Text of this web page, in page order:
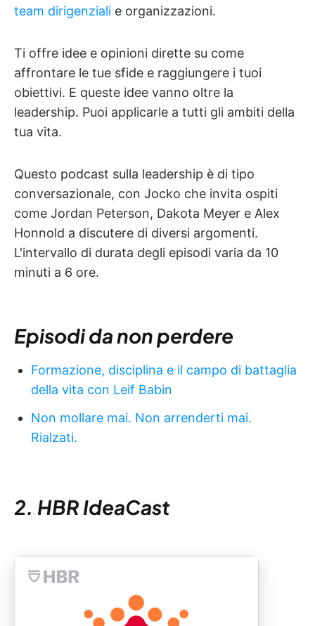
team dirigenziali e organizzazioni.
Ti offre idee e opinioni dirette su come
affrontare le tue sfide e raggiungere i tuoi
obiettivi. E queste idee vanno oltre la
leadership. Puoi applicarle a tutti gli ambiti della
tua vita.
Questo podcast sulla leadership è di tipo
conversazionale, con Jocko che invita ospiti
come Jordan Peterson, Dakota Meyer e Alex
Honnold a discutere di diversi argomenti.
L'intervallo di durata degli episodi varia da 10
minuti a 6 ore.
Episodi da non perdere
Formazione, disciplina e il campo di battaglia
della vita con Leif Babin
Non mollare mai. Non arrenderti mai.
Rialzati.
2. HBR IdeaCast